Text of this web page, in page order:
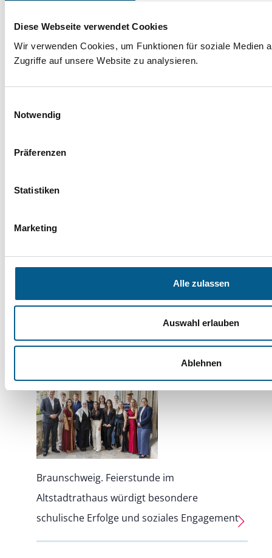
Diese Webseite verwendet Cookies
Wir verwenden Cookies, um Funktionen für soziale Medien
Zugriffe auf unsere Website zu analysieren.
Notwendig
Präferenzen
Statistiken
Marketing
Alle zulassen
Auswahl erlauben
Ablehnen
Weller
Schülerinnen und Schüler für
Leistung und Engagement
Braunschweig. Feierstunde im
Altstadtrathaus würdigt besondere
schulische Erfolge und soziales Engagement